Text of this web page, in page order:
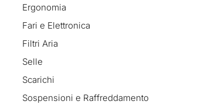
Ergonomia
Fari e Elettronica
Filtri Aria
Selle
Scarichi
Sospensioni e Raffreddamento